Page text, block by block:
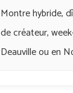
Montre hybride,
de créateur,
Deauville ou en